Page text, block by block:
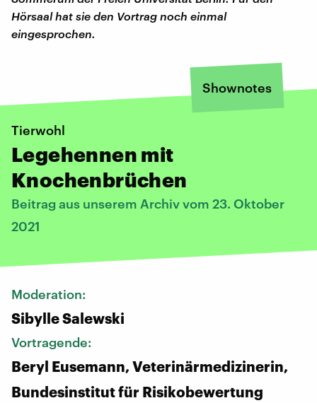
Hörsaal hat sie den Vortrag noch einmal
eingesprochen.
Shownotes
Tierwohl
Legehennen mit
Knochenbrüchen
Beitrag aus unserem Archiv vom 23. Oktober
2021
Moderation:
Sibylle Salewski
Vortragende:
Beryl Eusemann, Veterinärmedizinerin,
Bundesinstitut für Risikobewertung